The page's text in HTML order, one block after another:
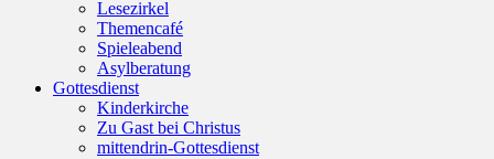
Lesezirkel
Themencafé
Spieleabend
Asylberatung
Gottesdienst
Kinderkirche
Zu Gast bei Christus
mittendrin-Gottesdienst